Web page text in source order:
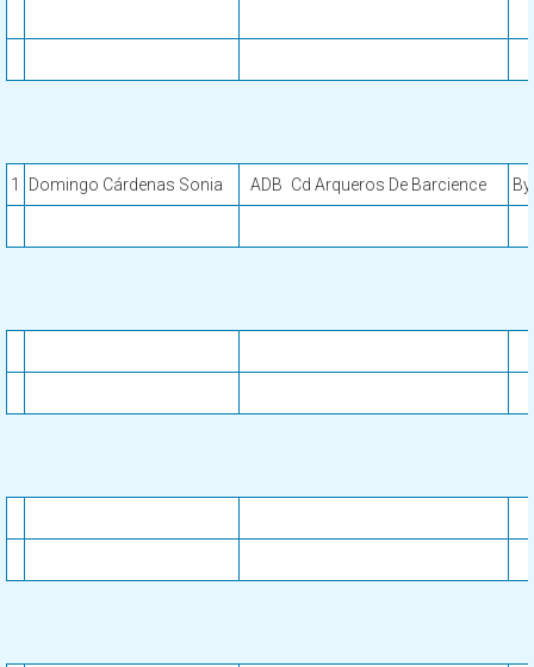
1 Domingo Cárdenas Sonia ADB Cd Arqueros De Barcience